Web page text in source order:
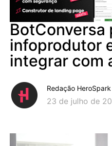
BotConversa
infoprodutor
integrar com
Redação HeroSpark
23 de julho de